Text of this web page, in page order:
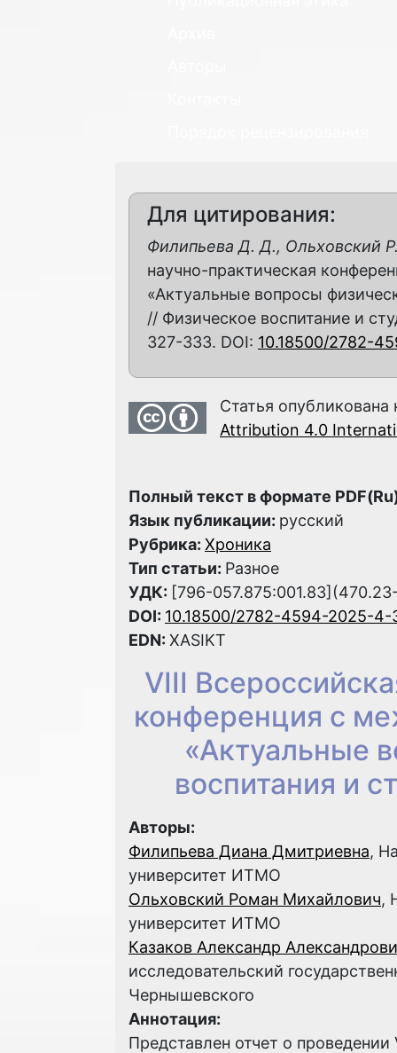
Для цитирования:
Филипьева Д. Д., Ольховский
научно-практическая
«Актуальные вопросы
// Физическое воспитание и
327-333. DOI: 10.18500/2782-
Статья
Attribution 4.0
Полный текст в формате
Язык публикации: русский
Рубрика: Хроника
Тип статьи: Разное
УДК: [796-
DOI: 10.18500/2782-4594-2025-
EDN: XASIKT
VIII
конференция с
«Актуальные
воспитания и
Авторы:
Филипьева Диана Дмитриевна,
университет ИТМО
Ольховский Роман Михайлович,
университет ИТМО
Казаков Александр
исследовательский
Чернышевского
Аннотация:
Представлен отчет о